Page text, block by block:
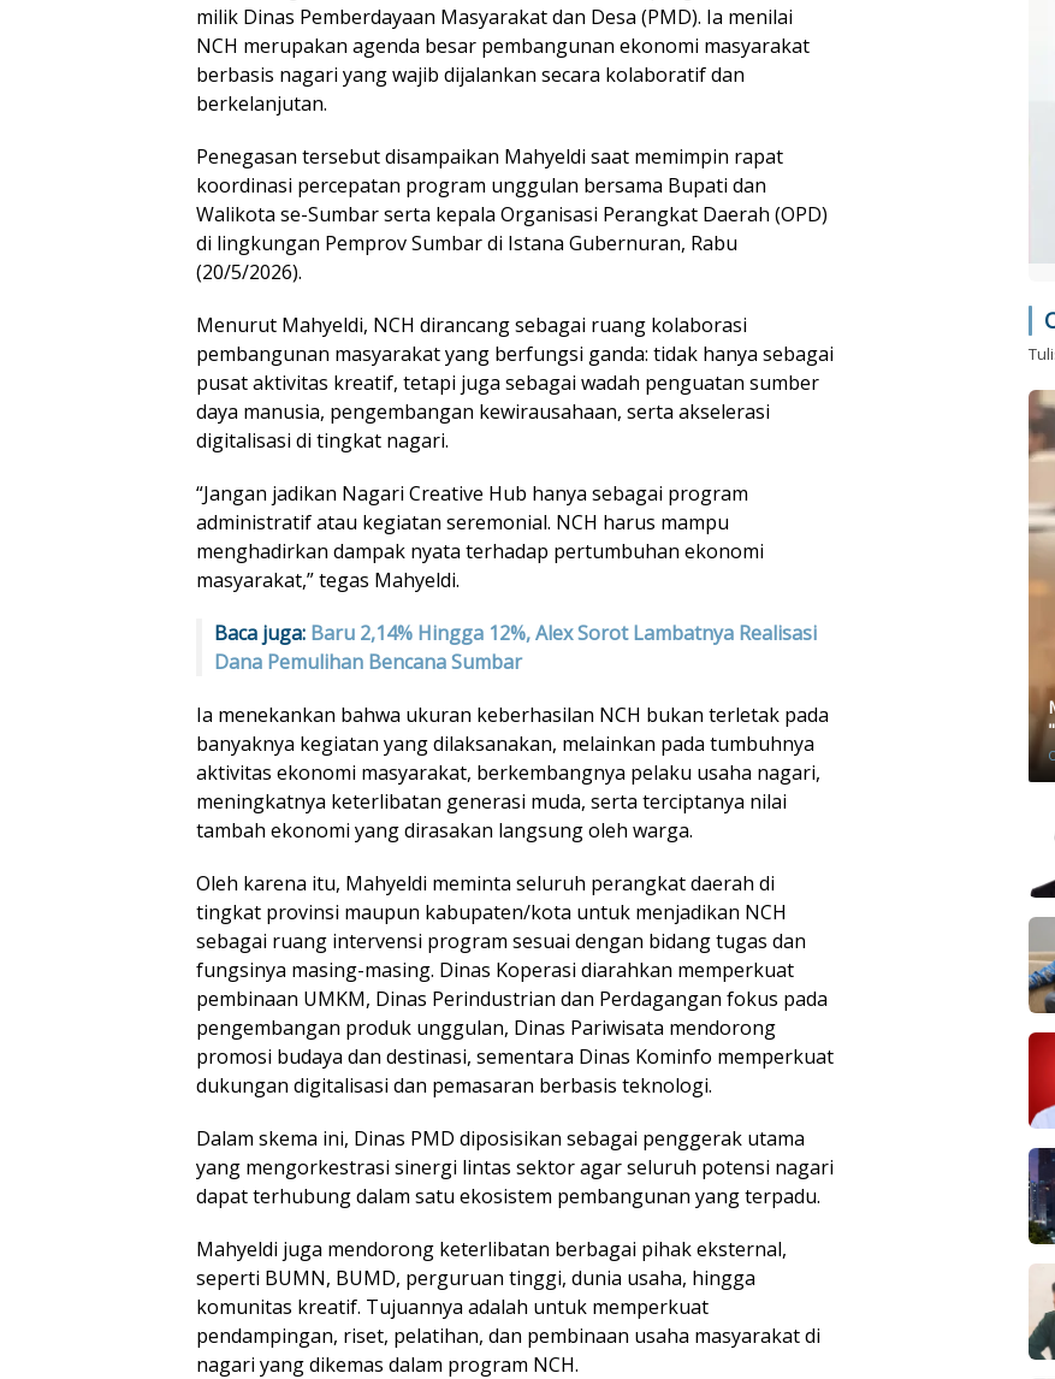
milik Dinas Pemberdayaan Masyarakat dan Desa (PMD). Ia menilai
NCH merupakan agenda besar pembangunan ekonomi masyarakat
berbasis nagari yang wajib dijalankan secara kolaboratif dan
berkelanjutan.
Penegasan tersebut disampaikan Mahyeldi saat memimpin rapat
koordinasi percepatan program unggulan bersama Bupati dan
Walikota se-Sumbar serta kepala Organisasi Perangkat Daerah (OPD)
di lingkungan Pemprov Sumbar di Istana Gubernuran, Rabu
(20/5/2026).
Menurut Mahyeldi, NCH dirancang sebagai ruang kolaborasi
pembangunan masyarakat yang berfungsi ganda: tidak hanya sebagai
pusat aktivitas kreatif, tetapi juga sebagai wadah penguatan sumber
daya manusia, pengembangan kewirausahaan, serta akselerasi
digitalisasi di tingkat nagari.
“Jangan jadikan Nagari Creative Hub hanya sebagai program
administratif atau kegiatan seremonial. NCH harus mampu
menghadirkan dampak nyata terhadap pertumbuhan ekonomi
masyarakat,” tegas Mahyeldi.
Baca juga: Baru 2,14% Hingga 12%, Alex Sorot Lambatnya Realisasi
Dana Pemulihan Bencana Sumbar
Ia menekankan bahwa ukuran keberhasilan NCH bukan terletak pada
banyaknya kegiatan yang dilaksanakan, melainkan pada tumbuhnya
aktivitas ekonomi masyarakat, berkembangnya pelaku usaha nagari,
meningkatnya keterlibatan generasi muda, serta terciptanya nilai
tambah ekonomi yang dirasakan langsung oleh warga.
Oleh karena itu, Mahyeldi meminta seluruh perangkat daerah di
tingkat provinsi maupun kabupaten/kota untuk menjadikan NCH
sebagai ruang intervensi program sesuai dengan bidang tugas dan
fungsinya masing-masing. Dinas Koperasi diarahkan memperkuat
pembinaan UMKM, Dinas Perindustrian dan Perdagangan fokus pada
pengembangan produk unggulan, Dinas Pariwisata mendorong
promosi budaya dan destinasi, sementara Dinas Kominfo memperkuat
dukungan digitalisasi dan pemasaran berbasis teknologi.
Dalam skema ini, Dinas PMD diposisikan sebagai penggerak utama
yang mengorkestrasi sinergi lintas sektor agar seluruh potensi nagari
dapat terhubung dalam satu ekosistem pembangunan yang terpadu.
Mahyeldi juga mendorong keterlibatan berbagai pihak eksternal,
seperti BUMN, BUMD, perguruan tinggi, dunia usaha, hingga
komunitas kreatif. Tujuannya adalah untuk memperkuat
pendampingan, riset, pelatihan, dan pembinaan usaha masyarakat di
nagari yang dikemas dalam program NCH.